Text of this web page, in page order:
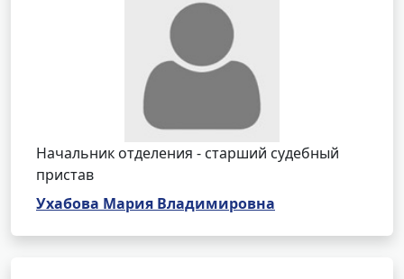
Начальник отделения - старший судебный
пристав
Ухабова Мария Владимировна